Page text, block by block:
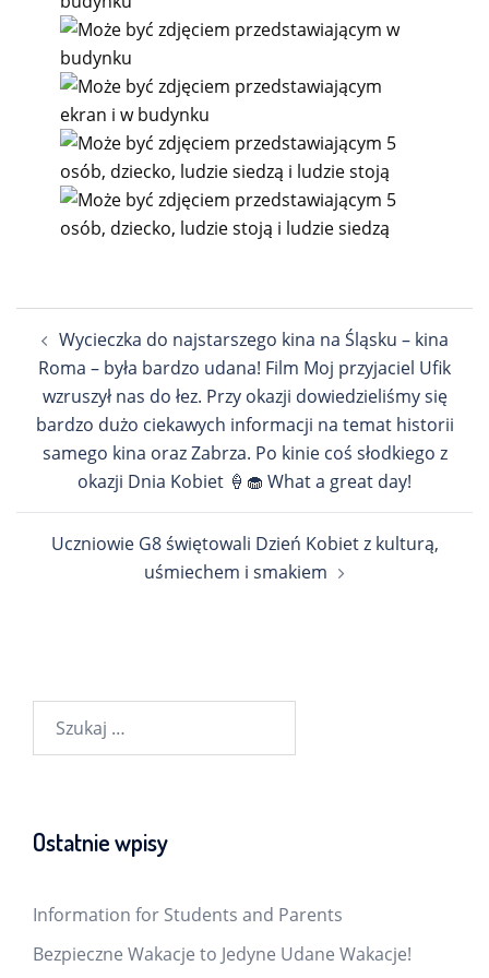
wpisuWycieczka do najstarszego kina na Śląsku – kina
Roma – była bardzo udana! Film Moj przyjaciel Ufik
wzruszył nas do łez. Przy okazji dowiedzieliśmy się
bardzo dużo ciekawych informacji na temat historii
samego kina oraz Zabrza. Po kinie coś słodkiego z
okazji Dnia Kobiet 🍦🧁 What a great day!
Uczniowie G8 świętowali Dzień Kobiet z kulturą,
uśmiechem i smakiem
Ostatnie wpisy
Information for Students and Parents
Bezpieczne Wakacje to Jedyne Udane Wakacje!